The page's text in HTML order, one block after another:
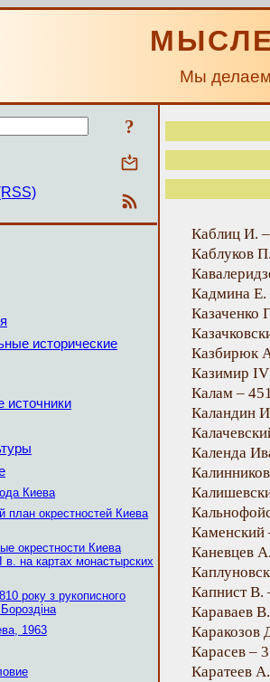
Мы делаем
?
исторические
источники
Киева
план окрестностей Киева
окрестности Киева
на картах монастырских
року з рукописного
1963
Каблиц И.
Каблуков
Кадмина Е.
Казаченко
Казбирюк
Казимир
Калам –
Каландин
Календа
Каменский
Каневцев
Капнист В.
Караваев
Каракозов
Карасев –
Каратеев